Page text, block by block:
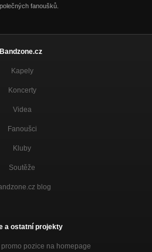
fanoušků.
Bandzone.cz
Kapely
Koncerty
Videa
Fanoušci
Kluby
Soutěže
blog
a ostatní projekty
pozice na homepage